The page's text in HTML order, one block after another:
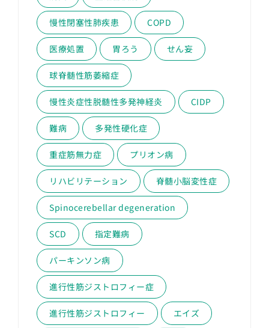
慢性閉塞性肺疾患 COPD
医療処置 胃ろう せん妄
球脊髄性筋萎縮症
慢性炎症性脱髄性多発神経炎 CIDP
難病 多発性硬化症
重症筋無力症 プリオン病
リハビリテーション 脊髄小脳変性症
Spinocerebellar degeneration
SCD 指定難病
パーキンソン病
進行性筋ジストロフィー症
進行性筋ジストロフィー エイズ